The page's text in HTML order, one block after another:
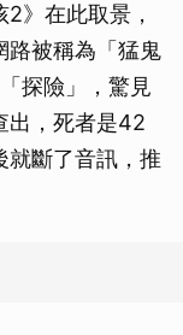
》在此取景，
路被稱為「猛鬼
探險」，驚見
出，死者是42
就斷了音訊，推